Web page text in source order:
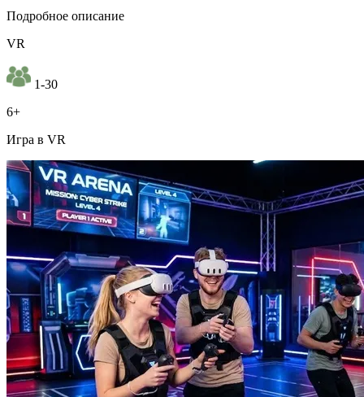
Подробное описание
VR
1-30
6+
Игра в VR